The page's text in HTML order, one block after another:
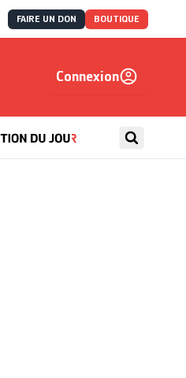
FAIRE UN DON BOUTIQUE
Connexion